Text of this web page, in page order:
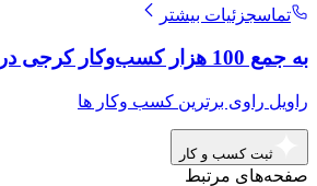
تماسجزئیات بیشتر
به جمع 100 هزار کسب‌وکار کرجی در راویل بپیوندید
راویل راوی برترین کسب وکار ها
ثبت کسب و کار
صفحه‌های مرتبط